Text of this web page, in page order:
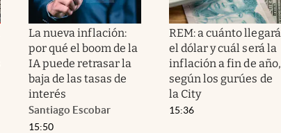
La nueva inflación:
por qué el boom de la
IA puede retrasar la
baja de las tasas de
interés
Santiago Escobar
15:50
REM: a cuánto llegará
el dólar y cuál será la
inflación a fin de año,
según los gurúes de
la City
15:36